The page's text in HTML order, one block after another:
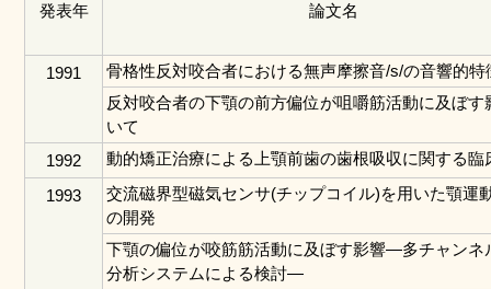
発表年 論文名
1991
骨格性反対咬合者における無声摩擦音/s/の音響的特
反対咬合者の下顎の前方偏位が咀嚼筋活動に及ぼす
いて
1992
動的矯正治療による上顎前歯の歯根吸収に関する臨
1993
交流磁界型磁気センサ(チップコイル)を用いた顎運
の開発
下顎の偏位が咬筋筋活動に及ぼす影響―多チャンネ
分析システムによる検討―